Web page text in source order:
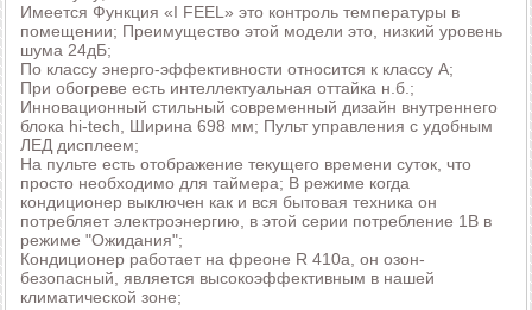
Имеется Функция «I FEEL» это контроль температуры в
помещении; Преимущество этой модели это, низкий уровень
шума 24дБ;
По классу энерго-эффективности относится к классу А;
При обогреве есть интеллектуальная оттайка н.б.;
Инновационный стильный современный дизайн внутреннего
блока hi-tech, Ширина 698 мм; Пульт управления с удобным
ЛЕД дисплеем;
На пульте есть отображение текущего времени суток, что
просто необходимо для таймера; В режиме когда
кондиционер выключен как и вся бытовая техника он
потребляет электроэнергию, в этой серии потребление 1В в
режиме "Ожидания";
Кондиционер работает на фреоне R 410а, он озон-
безопасный, является высокоэффективным в нашей
климатической зоне;